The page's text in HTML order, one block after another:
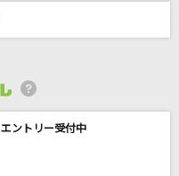
ステップ
ントリー受付中